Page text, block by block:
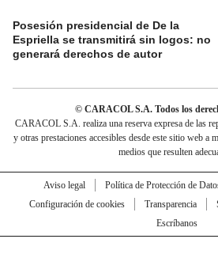
Posesión presidencial de De la
Espriella se transmitirá sin logos: no
generará derechos de autor
© CARACOL S.A. Todos los
CARACOL S.A. realiza una reserva expresa de las
y otras prestaciones accesibles desde este sitio web a
medios que resulten
Aviso legal Política de Protección de
Configuración de cookies
Transparencia
Escríbanos